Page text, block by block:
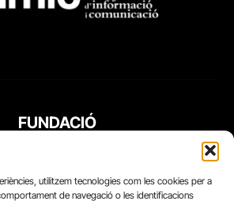
utilitzem tecnologies com les cookies per a
de navegació o les identificacions
FUNDACIÓ